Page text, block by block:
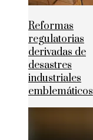
Reformas
regulatorias
derivadas de
desastres
industriales
emblemáticos